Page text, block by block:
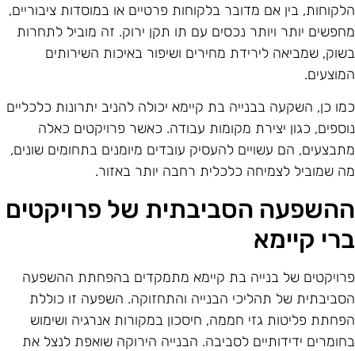
בין אם מדובר בלקוחות פרטיים או במוסדות ציבוריים,
יותר ויותר נכסים עם תו תקן ירוק. זה מוביל לתחרות
שמביאה לירידת מחירים ושיפור באיכות השירותים
כן, השקעה בבנייה בת קיימא יכולה להניב יתרונות כלכליים
כגון יצירת מקומות עבודה. כאשר פרויקטים כאלה
הם עשויים להעסיק עובדים מיומנים בתחומים שונים,
שמוביל לצמיחה כלכלית רחבה יותר באזור.
הסביבתית של פרויקטים
קיימא
של בנייה בת קיימא מתמקדים בהפחתת ההשפעה
של תהליכי הבנייה והתחזוקה. השפעה זו כוללת
פליטות גזי חממה, חיסכון במקורות אנרגיה ושימוש
ידידותיים לסביבה. הבנייה הירוקה שואפת לנצל את